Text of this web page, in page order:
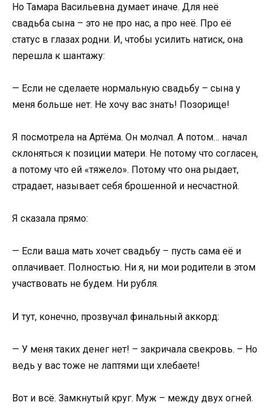
Но Тамара Васильевна думает иначе. Для неё
свадьба сына – это не про нас, а про неё. Про её
статус в глазах родни. И, чтобы усилить натиск, она
перешла к шантажу:
— Если не сделаете нормальную свадьбу – сына у
меня больше нет. Не хочу вас знать! Позорище!
Я посмотрела на Артёма. Он молчал. А потом… начал
склоняться к позиции матери. Не потому что согласен,
а потому что ей «тяжело». Потому что она рыдает,
страдает, называет себя брошенной и несчастной.
Я сказала прямо:
— Если ваша мать хочет свадьбу – пусть сама её и
оплачивает. Полностью. Ни я, ни мои родители в этом
участвовать не будем. Ни рубля.
И тут, конечно, прозвучал финальный аккорд:
— У меня таких денег нет! – закричала свекровь. – Но
ведь у вас тоже не лаптями щи хлебаете!
Вот и всё. Замкнутый круг. Муж – между двух огней.